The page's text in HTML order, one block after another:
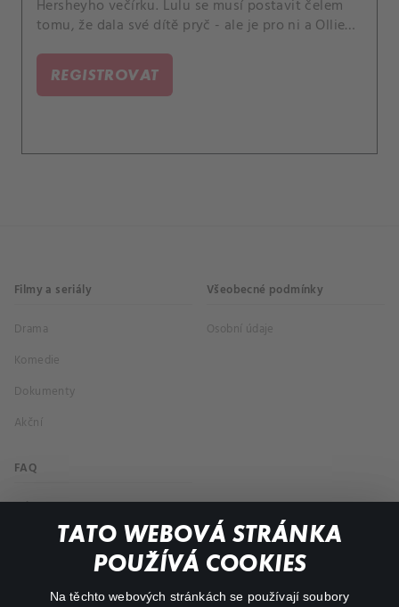
TATO WEBOVÁ STRÁNKA
POUŽÍVÁ COOKIES
Na těchto webových stránkách se používají soubory
Hersheyho večírku. Lulu se musí postavit čelem
tomu, že dala své dítě pryč - ale je pro ni a Ollieho
REGISTROVAT
Filmy a seriály
Drama
Komedie
Dokumenty
Akční
Všeobecné podmínky
Osobní údaje
FAQ
Můj účet
Důležité odkazy